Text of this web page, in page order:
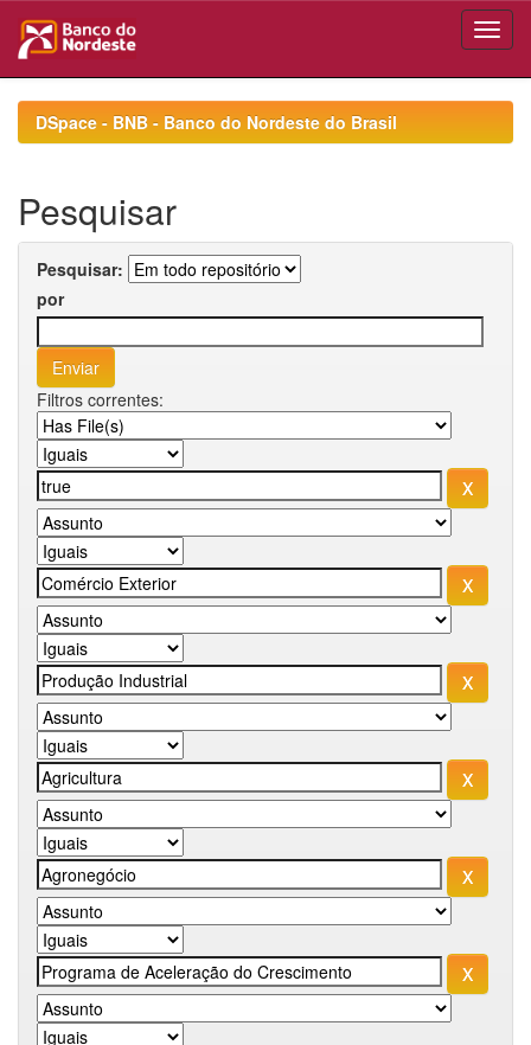
navigationDSpace - BNB - Banco do Nordeste do Brasil
Pesquisar
Pesquisar:
por
Filtros correntes: